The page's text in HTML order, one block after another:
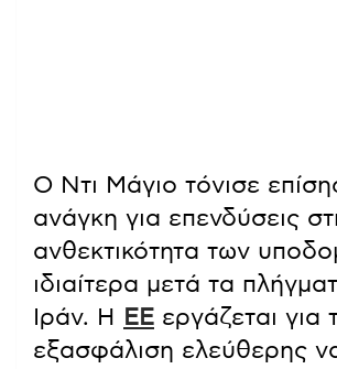
Ο Ντι Μάγιο τόνισε
ανάγκη για επενδύσεις
ανθεκτικότητα των
ιδιαίτερα μετά τα
Ιράν. Η
ΕΕ εργάζεται για
εξασφάλιση ελεύθερης